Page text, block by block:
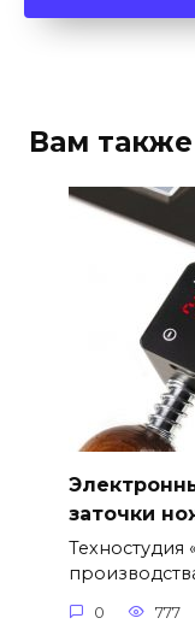
Вам
заточки
0 777